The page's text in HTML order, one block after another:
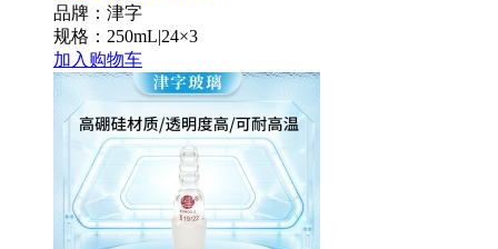
品牌：津字
规格：250mL|24×3
加入购物车